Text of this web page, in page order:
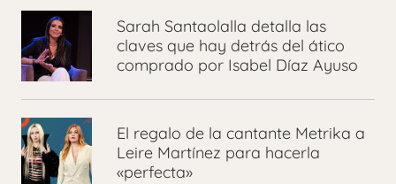
Sarah Santaolalla detalla las
claves que hay detrás del ático
comprado por Isabel Díaz Ayuso
El regalo de la cantante Metrika a
Leire Martínez para hacerla
«perfecta»